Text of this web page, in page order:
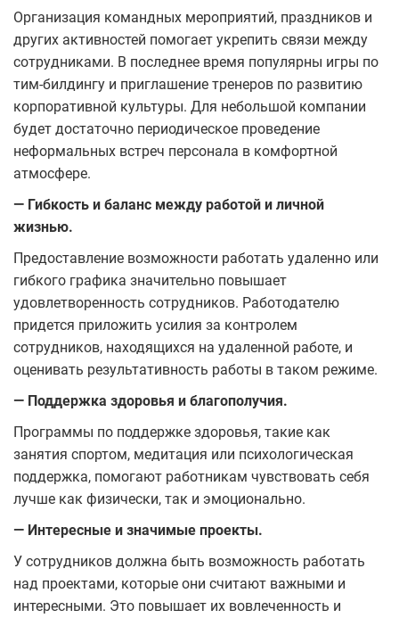
Организация командных мероприятий, праздников и
других активностей помогает укрепить связи между
сотрудниками. В последнее время популярны игры по
тим-билдингу и приглашение тренеров по развитию
корпоративной культуры. Для небольшой компании
будет достаточно периодическое проведение
неформальных встреч персонала в комфортной
атмосфере.
— Гибкость и баланс между работой и личной
жизнью.
Предоставление возможности работать удаленно или
гибкого графика значительно повышает
удовлетворенность сотрудников. Работодателю
придется приложить усилия за контролем
сотрудников, находящихся на удаленной работе, и
оценивать результативность работы в таком режиме.
— Поддержка здоровья и благополучия.
Программы по поддержке здоровья, такие как
занятия спортом, медитация или психологическая
поддержка, помогают работникам чувствовать себя
лучше как физически, так и эмоционально.
— Интересные и значимые проекты.
У сотрудников должна быть возможность работать
над проектами, которые они считают важными и
интересными. Это повышает их вовлеченность и